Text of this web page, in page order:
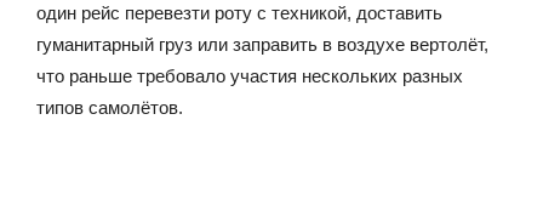
один рейс перевезти роту с техникой, доставить
гуманитарный груз или заправить в воздухе вертолёт,
что раньше требовало участия нескольких разных
типов самолётов.